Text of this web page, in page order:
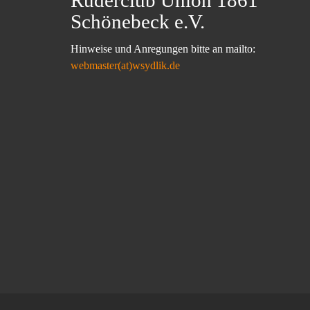
Schönebeck e.V.
Hinweise und Anregungen bitte an mailto:
webmaster(at)wsydlik.de